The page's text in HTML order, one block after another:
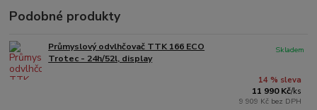
Podobné produkty
Průmyslový odvlhčovač TTK 166 ECO
Trotec - 24h/52l, display
14 % sleva
11 990 Kč/ks
9 909 Kč bez DPH
Skladem